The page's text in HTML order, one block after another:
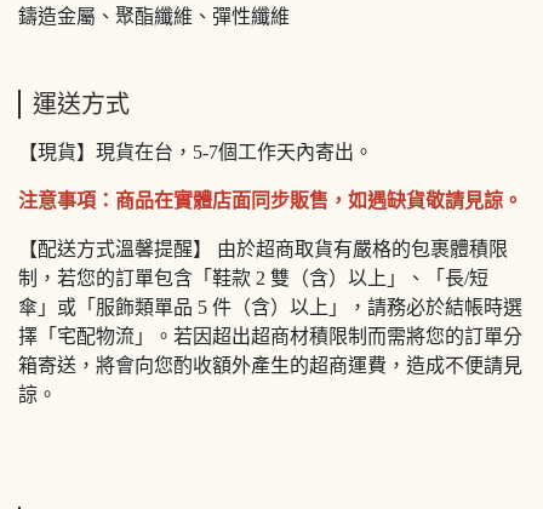
鑄造金屬、聚酯纖維、彈性纖維
運送方式
【現貨】現貨在台，5-7個工作天內寄出。
注意事項：商品在實體店面同步販售，如遇缺貨敬請見諒。
【配送方式溫馨提醒】 由於超商取貨有嚴格的包裹體積限
制，若您的訂單包含「鞋款 2 雙（含）以上」、「長/短
傘」或「服飾類單品 5 件（含）以上」，請務必於結帳時選
擇「宅配物流」。若因超出超商材積限制而需將您的訂單分
箱寄送，將會向您酌收額外產生的超商運費，造成不便請見
諒。